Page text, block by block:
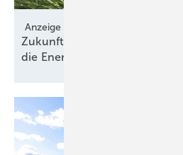
Anzeige
Zukunft gestalten mit
die Energiewende